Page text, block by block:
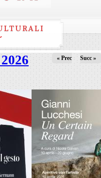
« Prec Succ »